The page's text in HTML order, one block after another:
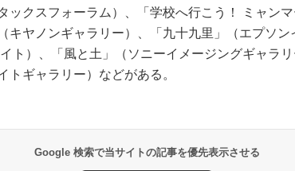
ックスフォーラム）、「学校へ行こう！ ミャン
キヤノンギャラリー）、「九十九里」（エプソン
ト）、「風と土」（ソニーイメージングギャラ
トギャラリー）などがある。
Google 検索で当サイトの記事を優先表示させる